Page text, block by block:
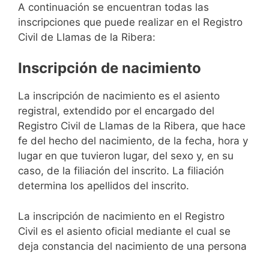
A continuación se encuentran todas las
inscripciones que puede realizar en el Registro
Civil de Llamas de la Ribera:
Inscripción de nacimiento
La inscripción de nacimiento es el asiento
registral, extendido por el encargado del
Registro Civil de Llamas de la Ribera, que hace
fe del hecho del nacimiento, de la fecha, hora y
lugar en que tuvieron lugar, del sexo y, en su
caso, de la filiación del inscrito. La filiación
determina los apellidos del inscrito.
La inscripción de nacimiento en el Registro
Civil es el asiento oficial mediante el cual se
deja constancia del nacimiento de una persona